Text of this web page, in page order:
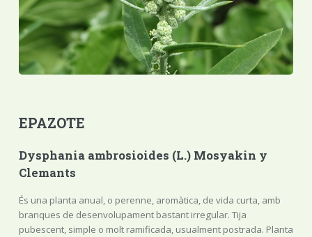
EPAZOTE
Dysphania ambrosioides (L.) Mosyakin y
Clemants
És una planta anual, o perenne, aromàtica, de vida curta, amb
branques de desenvolupament bastant irregular. Tija
pubescent, simple o molt ramificada, usualment postrada. Planta